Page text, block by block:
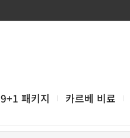
9+1 패키지 카르베 비료